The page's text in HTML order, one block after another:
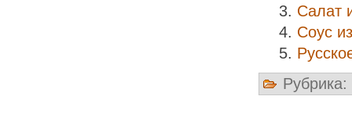
Салат
Соус
Рубрика: